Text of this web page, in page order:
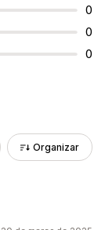
0
0
0
Organizar